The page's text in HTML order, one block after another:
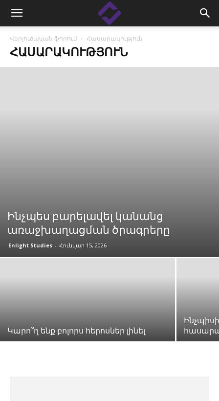
Վերլուծական ֆորում Հասարակություն
ՀԱՍԱՐԱԿՈՒԹՅՈՒՆ
Ինչպես բարելավել կանանց
առաջխաղացման ծրագրերը
Enlight Studies - Հունվար 15, 2026
Կարո՞ղ ենք բոլորս հերոսներ լինել